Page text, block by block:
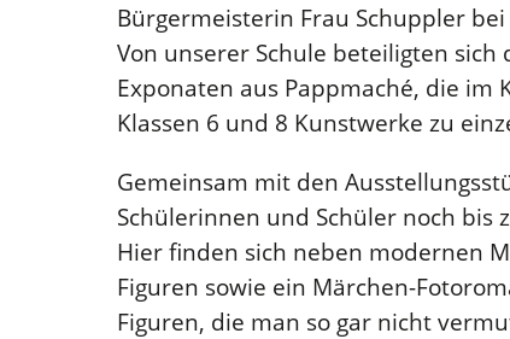
Bürgermeisterin Frau Schuppler
Von unserer Schule beteiligten
Exponaten aus Pappmaché, die
Klassen 6 und 8 Kunstwerke zu
Gemeinsam mit den
Schülerinnen und Schüler noch
Hier finden sich neben modernen
Figuren sowie ein Märchen-
Figuren, die man so gar nicht